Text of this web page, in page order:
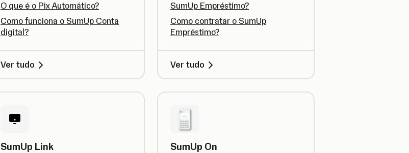
O que é o Pix Automático?
Como funciona o SumUp Conta
digital?
Ver tudo
SumUp Empréstimo?
Como contratar o SumUp
Empréstimo?
Ver tudo
SumUp Link SumUp On